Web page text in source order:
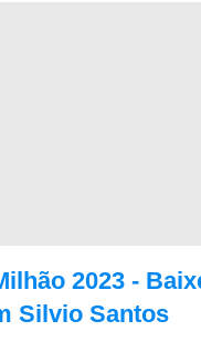
2023 -
Silvio Santos